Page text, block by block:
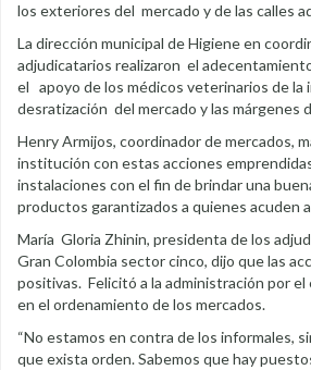
los exteriores del mercado y de las calles
La dirección municipal de Higiene en
adjudicatarios realizaron el
el apoyo de los médicos veterinarios de la
desratización del mercado y las márgenes
Henry Armijos, coordinador de mercados,
institución con estas acciones
instalaciones con el fin de brindar una
productos garantizados a quienes acuden
María Gloria Zhinin, presidenta de los
Gran Colombia sector cinco, dijo que las
positivas. Felicitó a la administración por
en el ordenamiento de los mercados.
“No estamos en contra de los informales,
que exista orden. Sabemos que hay